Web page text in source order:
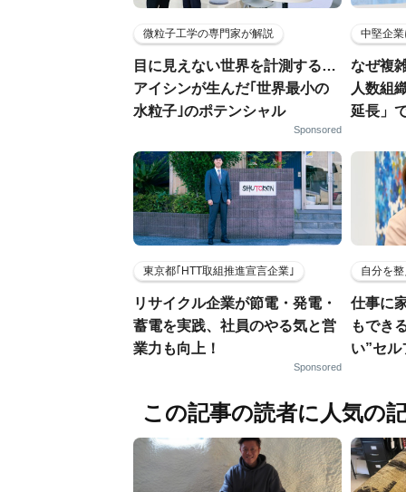
微粒子工学の専門家が解説
目に見えない世界を計測する…
アイシンが生んだ｢世界最小の
水粒子｣のポテンシャル
Sponsored
中堅企
なぜ複
人数組
延長」
東京都｢HTT取組推進宣言企業｣
リサイクル企業が節電・発電・
蓄電を実践、社員のやる気と営
業力も向上！
Sponsored
自分を
仕事に
もでき
い”セ
この記事の読者に人気の